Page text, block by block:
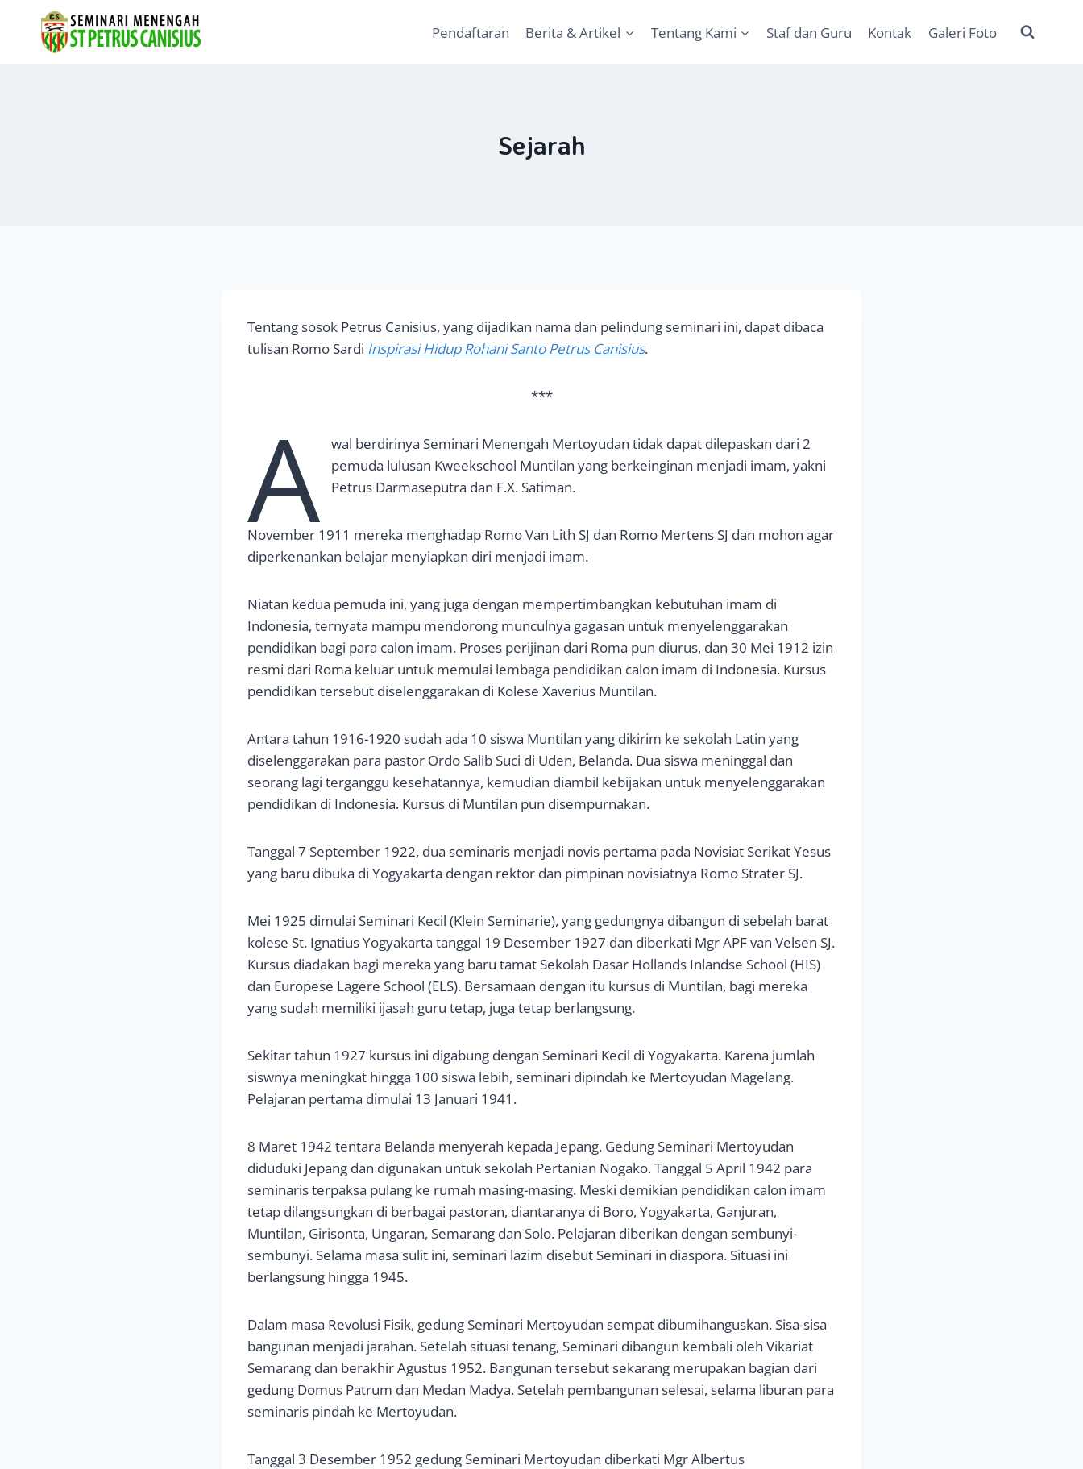
content
Pendaftaran Berita & Artikel Tentang Kami Staf dan Guru Kontak Galeri Foto
Sejarah
Tentang sosok Petrus Canisius, yang dijadikan nama dan pelindung seminari ini, dapat dibaca
tulisan Romo Sardi Inspirasi Hidup Rohani Santo Petrus Canisius.
***
A
wal berdirinya Seminari Menengah Mertoyudan tidak dapat dilepaskan dari 2
pemuda lulusan Kweekschool Muntilan yang berkeinginan menjadi imam, yakni
Petrus Darmaseputra dan F.X. Satiman.
November 1911 mereka menghadap Romo Van Lith SJ dan Romo Mertens SJ dan mohon agar
diperkenankan belajar menyiapkan diri menjadi imam.
Niatan kedua pemuda ini, yang juga dengan mempertimbangkan kebutuhan imam di
Indonesia, ternyata mampu mendorong munculnya gagasan untuk menyelenggarakan
pendidikan bagi para calon imam. Proses perijinan dari Roma pun diurus, dan 30 Mei 1912 izin
resmi dari Roma keluar untuk memulai lembaga pendidikan calon imam di Indonesia. Kursus
pendidikan tersebut diselenggarakan di Kolese Xaverius Muntilan.
Antara tahun 1916-1920 sudah ada 10 siswa Muntilan yang dikirim ke sekolah Latin yang
diselenggarakan para pastor Ordo Salib Suci di Uden, Belanda. Dua siswa meninggal dan
seorang lagi terganggu kesehatannya, kemudian diambil kebijakan untuk menyelenggarakan
pendidikan di Indonesia. Kursus di Muntilan pun disempurnakan.
Tanggal 7 September 1922, dua seminaris menjadi novis pertama pada Novisiat Serikat Yesus
yang baru dibuka di Yogyakarta dengan rektor dan pimpinan novisiatnya Romo Strater SJ.
Mei 1925 dimulai Seminari Kecil (Klein Seminarie), yang gedungnya dibangun di sebelah barat
kolese St. Ignatius Yogyakarta tanggal 19 Desember 1927 dan diberkati Mgr APF van Velsen SJ.
Kursus diadakan bagi mereka yang baru tamat Sekolah Dasar Hollands Inlandse School (HIS)
dan Europese Lagere School (ELS). Bersamaan dengan itu kursus di Muntilan, bagi mereka
yang sudah memiliki ijasah guru tetap, juga tetap berlangsung.
Sekitar tahun 1927 kursus ini digabung dengan Seminari Kecil di Yogyakarta. Karena jumlah
siswnya meningkat hingga 100 siswa lebih, seminari dipindah ke Mertoyudan Magelang.
Pelajaran pertama dimulai 13 Januari 1941.
8 Maret 1942 tentara Belanda menyerah kepada Jepang. Gedung Seminari Mertoyudan
diduduki Jepang dan digunakan untuk sekolah Pertanian Nogako. Tanggal 5 April 1942 para
seminaris terpaksa pulang ke rumah masing-masing. Meski demikian pendidikan calon imam
tetap dilangsungkan di berbagai pastoran, diantaranya di Boro, Yogyakarta, Ganjuran,
Muntilan, Girisonta, Ungaran, Semarang dan Solo. Pelajaran diberikan dengan sembunyi-
sembunyi. Selama masa sulit ini, seminari lazim disebut Seminari in diaspora. Situasi ini
berlangsung hingga 1945.
Dalam masa Revolusi Fisik, gedung Seminari Mertoyudan sempat dibumihanguskan. Sisa-sisa
bangunan menjadi jarahan. Setelah situasi tenang, Seminari dibangun kembali oleh Vikariat
Semarang dan berakhir Agustus 1952. Bangunan tersebut sekarang merupakan bagian dari
gedung Domus Patrum dan Medan Madya. Setelah pembangunan selesai, selama liburan para
seminaris pindah ke Mertoyudan.
Tanggal 3 Desember 1952 gedung Seminari Mertoyudan diberkati Mgr Albertus